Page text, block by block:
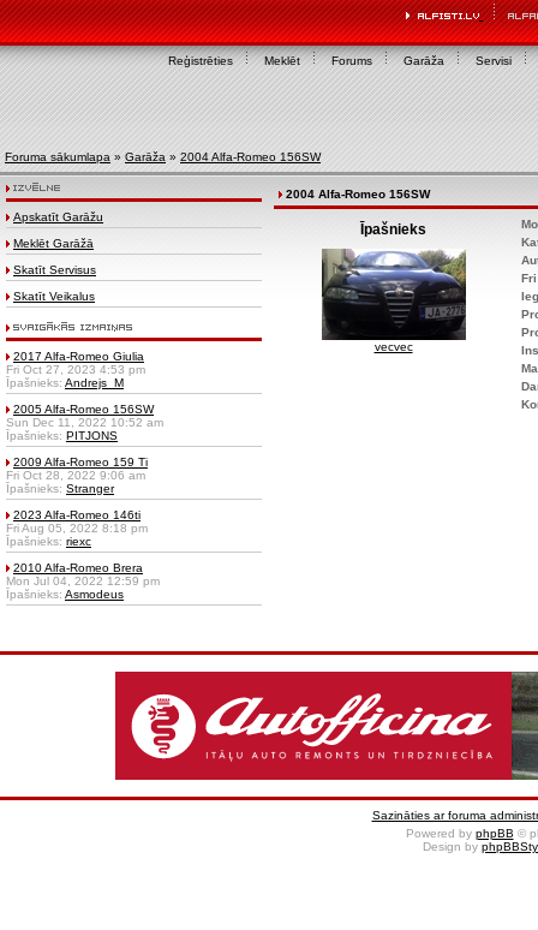
Reģistrēties Meklēt Forums Garāža Servisi
Foruma sākumlapa » Garāža » 2004 Alfa-Romeo 156SW
Apskatīt Garāžu
Meklēt Garāžā
Skatīt Servisus
Skatīt Veikalus
2017 Alfa-Romeo Giulia
Fri Oct 27, 2023 4:53 pm
Īpašnieks: Andrejs_M
2005 Alfa-Romeo 156SW
Sun Dec 11, 2022 10:52 am
Īpašnieks: PITJONS
2009 Alfa-Romeo 159 Ti
Fri Oct 28, 2022 9:06 am
Īpašnieks: Stranger
2023 Alfa-Romeo 146ti
Fri Aug 05, 2022 8:18 pm
Īpašnieks: riexc
2010 Alfa-Romeo Brera
Mon Jul 04, 2022 12:59 pm
Īpašnieks: Asmodeus
2004 Alfa-Romeo 156SW
Īpašnieks
vecvec
Sazināties ar foruma
Powered by phpBB ©
Design by